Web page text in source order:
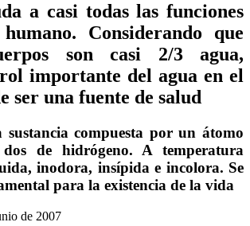
a casi todas las funciones
Considerando que
son casi 2/3 agua,
importante del agua en el
ser una fuente de salud
sustancia compuesta por un átomo
de hidrógeno. A temperatura
inodora, insípida e incolora. Se
para la existencia de la vida
de 2007